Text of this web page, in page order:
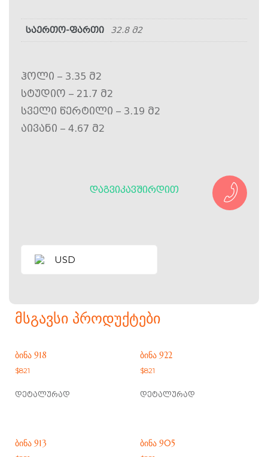
საერთო-ფართი 32.8 მ2
ჰოლი – 3.35 მ2
სტუდიო – 21.7 მ2
სველი წერტილი – 3.19 მ2
აივანი – 4.67 მ2
ᲓᲐᲒᲕᲘᲙᲐᲕᲨᲘᲠᲓᲘᲗ
USD
ᲛᲡᲒᲐᲕᲡᲘ ᲞᲠᲝᲓᲣᲥᲢᲔᲑᲘ
ᲑᲘᲜᲐ 918
$821
დეტალურად
ᲑᲘᲜᲐ 922
$821
დეტალურად
ᲑᲘᲜᲐ 913 ᲑᲘᲜᲐ 905